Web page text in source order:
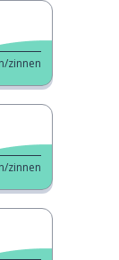
zinnen
zinnen